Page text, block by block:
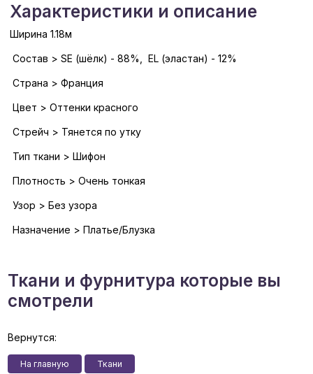
Характеристики и описание
Ширина 1.18м
Состав > SE (шёлк) - 88%, EL (эластан) - 12%
Страна > Франция
Цвет > Оттенки красного
Стрейч > Тянется по утку
Тип ткани > Шифон
Плотность > Очень тонкая
Узор > Без узора
Назначение > Платье/Блузка
Ткани и фурнитура которые вы
смотрели
Вернутся:
На главную Ткани